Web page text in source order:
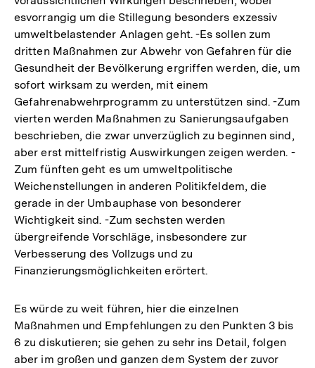
esvorrangig um die Stillegung besonders exzessiv
umweltbelastender Anlagen geht. -Es sollen zum
dritten Maßnahmen zur Abwehr von Gefahren für die
Gesundheit der Bevölkerung ergriffen werden, die, um
sofort wirksam zu werden, mit einem
Gefahrenabwehrprogramm zu unterstützen sind. -Zum
vierten werden Maßnahmen zu Sanierungsaufgaben
beschrieben, die zwar unverzüglich zu beginnen sind,
aber erst mittelfristig Auswirkungen zeigen werden. -
Zum fünften geht es um umweltpolitische
Weichenstellungen in anderen Politikfeldem, die
gerade in der Umbauphase von besonderer
Wichtigkeit sind. -Zum sechsten werden
übergreifende Vorschläge, insbesondere zur
Verbesserung des Vollzugs und zu
Finanzierungsmöglichkeiten erörtert.
Es würde zu weit führen, hier die einzelnen
Maßnahmen und Empfehlungen zu den Punkten 3 bis
6 zu diskutieren; sie gehen zu sehr ins Detail, folgen
aber im großen und ganzen dem System der zuvor